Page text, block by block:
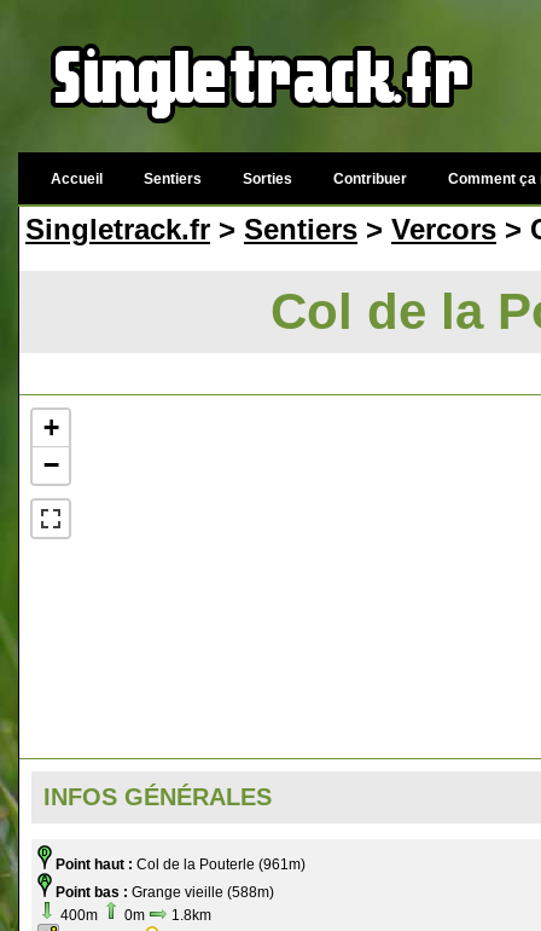
Accueil Sentiers Sorties Contribuer Comment ça
Singletrack.fr > Sentiers > Vercors >
Col de la
+
−
INFOS GÉNÉRALES
Point haut : Col de la Pouterle (961m)
Point bas : Grange vieille (588m)
400m
0m
1.8km